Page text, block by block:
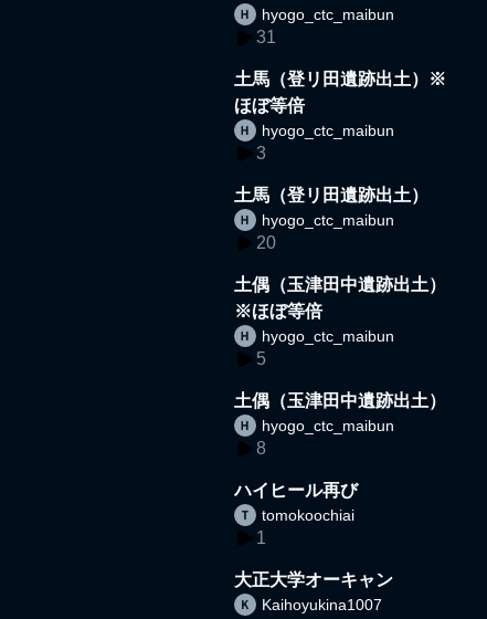
hyogo_ctc_maibun
31
土馬（登リ田遺跡出土）※
ほぼ等倍
hyogo_ctc_maibun
3
土馬（登リ田遺跡出土）
hyogo_ctc_maibun
20
土偶（玉津田中遺跡出土）
※ほぼ等倍
hyogo_ctc_maibun
5
土偶（玉津田中遺跡出土）
hyogo_ctc_maibun
8
ハイヒール再び
tomokoochiai
1
大正大学オーキャン
Kaihoyukina1007